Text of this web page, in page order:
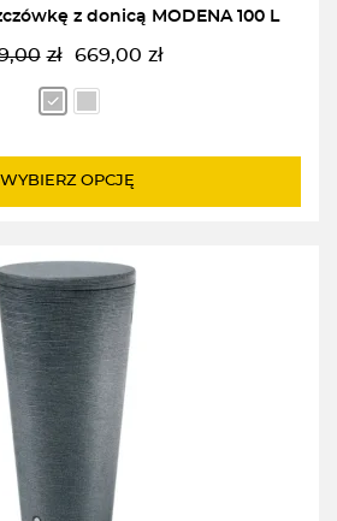
z donicą MODENA 100 L
zł
Pierwotna
cena
wynosiła:
669,00 zł
Aktualna
cena
wynosi:
WYBIERZ OPCJĘ